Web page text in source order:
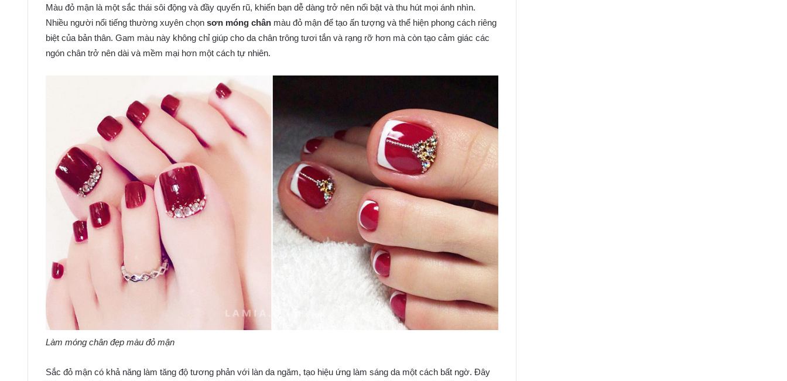
Màu đỏ mận là một sắc thái sôi động và đầy quyến rũ, khiến bạn dễ dàng trở nên nổi bật và thu hút mọi ánh nhìn.
Nhiều người nổi tiếng thường xuyên chọn sơn móng chân màu đỏ mận để tạo ấn tượng và thể hiện phong cách riêng
biệt của bản thân. Gam màu này không chỉ giúp cho da chân trông tươi tắn và rạng rỡ hơn mà còn tạo cảm giác các
ngón chân trở nên dài và mềm mại hơn một cách tự nhiên.
Làm móng chân đẹp màu đỏ mận
Sắc đỏ mận có khả năng làm tăng độ tương phản với làn da ngăm, tạo hiệu ứng làm sáng da một cách bất ngờ. Đây